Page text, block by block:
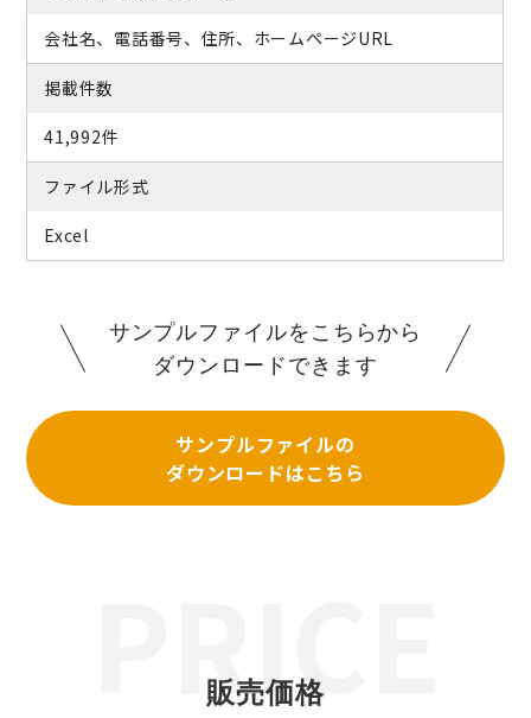
会社名、電話番号、住所、ホームページURL
掲載件数
41,992件
ファイル形式
Excel
サンプルファイルをこちらから
ダウンロードできます
サンプルファイルの
ダウンロードはこちら
販売価格